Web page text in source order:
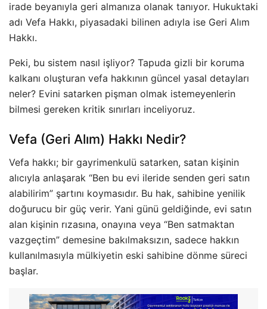
irade beyanıyla geri almanıza olanak tanıyor. Hukuktaki
adı Vefa Hakkı, piyasadaki bilinen adıyla ise Geri Alım
Hakkı.
Peki, bu sistem nasıl işliyor? Tapuda gizli bir koruma
kalkanı oluşturan vefa hakkının güncel yasal detayları
neler? Evini satarken pişman olmak istemeyenlerin
bilmesi gereken kritik sınırları inceliyoruz.
Vefa (Geri Alım) Hakkı Nedir?
Vefa hakkı; bir gayrimenkulü satarken, satan kişinin
alıcıyla anlaşarak “Ben bu evi ileride senden geri satın
alabilirim” şartını koymasıdır. Bu hak, sahibine yenilik
doğurucu bir güç verir. Yani günü geldiğinde, evi satın
alan kişinin rızasına, onayına veya “Ben satmaktan
vazgeçtim” demesine bakılmaksızın, sadece hakkın
kullanılmasıyla mülkiyetin eski sahibine dönme süreci
başlar.